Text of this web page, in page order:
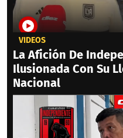
VIDEOS
La Afición De
Ilusionada Con Su
Nacional